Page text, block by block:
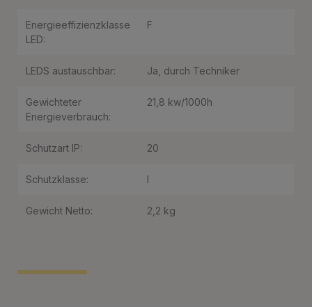
Energieeffizienzklasse
LED:
F
LEDS austauschbar: Ja, durch Techniker
Gewichteter
Energieverbrauch:
21,8 kw/1000h
Schutzart IP: 20
Schutzklasse: I
Gewicht Netto: 2,2 kg